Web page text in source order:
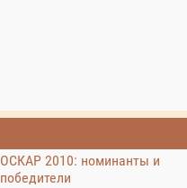
ОСКАР 2010: номинанты и
победители